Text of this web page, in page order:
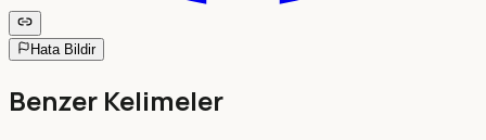
Hata Bildir
Benzer Kelimeler